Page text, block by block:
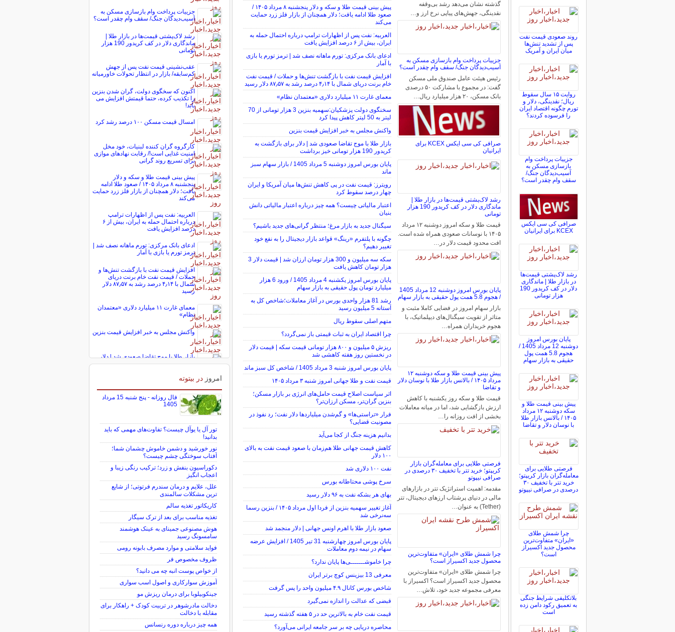
گذشته نشان می‌دهد رشد بی‌وقفه
نقدینگی، جهش‌های پیاپی نرخ ارز و…
جزییات پرداخت وام بازسازی مسکن به
آسیب‌دیدگان جنگ/ سقف وام چقدر است؟
رئیس هیئت عامل صندوق ملی مسکن
گفت: در مجموع با مشارکت ۵۰ درصدی
بانک مسکن، ۲۰ هزار میلیارد ریال…
صرافی کی سی ایکس KCEX برای
ایرانیان
رشد لاک‌پشتی قیمت‌ها در بازار طلا |
ماندگاری دلار در کف کریدور 190 هزار
تومانی
قیمت طلا و سکه امروز دوشنبه ۱۲ مرداد
۱۴۰۵ با نوسانات صعودی همراه شده است.
افت محدود قیمت دلار در…
پایان بورس امروز دوشنبه 12 مرداد 1405
/ هجوم 5.8 همت پول حقیقی به بازار سهام
بازار سهام امروز در فضایی کاملا مثبت و
متاثر از تقویت سیگنال‌های دیپلماتیک، با
هجوم خریداران همراه…
پیش ‌بینی قیمت طلا و سکه دوشنبه ۱۲
مرداد ۱۴۰۵ / بالانس بازار طلا با نوسان دلار
و تقاضا
قیمت طلا و سکه روز یکشنبه با کاهش
ارزش بازگشایی شد، اما در میانه معاملات
بخشی از افت روزانه را…
فرصتی طلایی برای معامله‌گران بازار
کریپتو؛ خرید تتر با تخفیف ۳۰ درصدی در
صرافی نیپوتو
مقدمه: اهمیت استراتژیک تتر در بازارهای
مالی در دنیای پرشتاب ارزهای دیجیتال، تتر
(Tether) به عنوان…
چرا شمش طلای «ایران» متفاوت‌ترین
محصول جدید اکسیراز است؟
چرا شمش طلای «ایران» متفاوت‌ترین
محصول جدید اکسیراز است؟ اکسیراز با
معرفی مجموعه جدید خود، تلاش…
پیش ‌بینی قیمت طلا و سکه و دلار پنجشنبه ۸ مرداد ۱۴۰۵ /
صعود طلا ادامه یافت؛ دلار همچنان از بازار فلز زرد حمایت
می‌کند
العربیه: نفت پس از اظهارات ترامپ درباره احتمال حمله به
ایران، بیش از ۶ درصد افزایش یافت
ادعای بانک مرکزی: تورم ماهانه نصف شد | ترمز تورم یا بازی
با آمار
افزایش قیمت نفت با بازگشت تنش‌ها و حملات / قیمت نفت
خام برنت دریای شمال با ۴٫۱۴ درصد رشد به ۸۷٫۵۷ دلار رسید
معمای غارت ۱۱ میلیارد دلاری «معتمدان نظام»
سخنگوی دولت پزشکیان:سهمیه بنزین 3 هزار تومانی از 70
لیتر به 50 لیتر کاهش پیدا کرد
واکنش مجلس به خبر افزایش قیمت بنزین
بازار طلا با موج تقاضا صعودی شد | دلار برای بازگشت به
کریدور 190 هزار تومانی خیز برداشت
پایان بورس امروز دوشنبه 5 مرداد 1405 / بازار سهام سبز
ماند
رویترز: قیمت نفت در پی کاهش تنش‌ها میان آمریکا و ایران
چهار درصد سقوط کرد
اعتبار مالیاتی چیست؟ همه چیز درباره اعتبار مالیاتی دانش
بنیان
سیگنال جدید به بازار مرغ؛ منتظر گرانی‌های جدید باشیم؟
چگونه با پلتفرم «رینگ» قواعد بازار دیجیتال را به نفع خود
تغییر دهیم؟
سکه سه میلیون و 300 هزار تومان ارزان شد | قیمت دلار 3
هزار تومان کاهش یافت
پایان بورس امروز یکشنبه 4 مرداد 1405 / ورود 6 هزار
میلیارد تومان پول حقیقی به بازار سهام
رشد 81 هزار واحدی بورس در آغاز معاملات؛شاخص کل به
آستانه 5 میلیون رسید
متهم اصلی سقوط ریال
چرا اقتصاد ایران به ثبات قیمتی باز نمی‌گردد؟
ریزش ۵ میلیون و ۸۰۰ هزار تومانی قیمت سکه | قیمت دلار
در نخستین روز هفته کاهشی شد
پایان بورس امروز شنبه 3 مرداد 1405 / شاخص کل سبز ماند
قیمت نفت و طلا جهانی امروز شنبه ۳ مرداد ۱۴۰۵
اثر سیاست اصلاح قیمت حامل‌های انرژی بر بازار مسکن؛
بنزین گران‌تر، مسکن ارزان‌تر؟
فرار «تراستی‌ها» و گم‌شدن میلیاردها دلار نفت؛ رد نفوذ در
مصونیت قضایی؟
بدانیم هزینه جنگ از کجا می‌آید
کاهش قیمت جهانی طلا هم‌زمان با صعود قیمت نفت به بالای
۱۰۰ دلار
نفت ۱۰۰ دلاری شد
سرخ ‌پوشی محتاطانه بورس
بهای هر بشکه نفت به ۹۶ دلار رسید
آغاز تغییر سهمیه بنزین از فردا اول مرداد ۱۴۰۵ / بنزین رسما
سه‌نرخی شد
صعود بازار طلا با اهرم اونس جهانی | دلار منجمد شد
پایان بورس امروز چهارشنبه 31 تیر 1405 / افزایش عرضه
سهام در نیمه دوم معاملات
چرا خاموشـــــــی‌ها پایان ندارد؟
معرفی 13 بیزینس کوچ برتر ایران
شاخص بورس کانال ۴.۹ میلیون واحد را پس گرفت
قبضی که عدالت را اندازه نمی‌گیرد
قیمت نفت خام به بالاترین حد در ۵ هفته گذشته رسید
محاصره دریایی چه بر سر جامعه ایرانی می‌آورد؟
روند صعودی قیمت نفت
پس از تشدید تنش‌ها
میان ایران و آمریک
روایت ۱۵ سال سقوط
ریال؛ نقدینگی، دلار و
تورم چگونه اقتصاد ایران
را فرسوده کردند؟
جزییات پرداخت وام
بازسازی مسکن به
آسیب‌دیدگان جنگ/
سقف وام چقدر است؟
صرافی کی سی ایکس
KCEX برای ایرانیان
رشد لاک‌پشتی قیمت‌ها
در بازار طلا | ماندگاری
دلار در کف کریدور 190
هزار تومانی
پایان بورس امروز
دوشنبه 12 مرداد 1405 /
هجوم 5.8 همت پول
حقیقی به بازار سهام
پیش ‌بینی قیمت طلا و
سکه دوشنبه ۱۲ مرداد
۱۴۰۵ / بالانس بازار طلا
با نوسان دلار و تقاضا
فرصتی طلایی برای
معامله‌گران بازار کریپتو؛
خرید تتر با تخفیف ۳۰
درصدی در صرافی نیپوتو
چرا شمش طلای
«ایران» متفاوت‌ترین
محصول جدید اکسیراز
است؟
بلاتکلیفی‌ شرایط جنگی
به تعمیق رکود دامن زده
است
جزییات پرداخت وام بازسازی مسکن به
آسیب‌دیدگان جنگ/ سقف وام چقدر است؟
رشد لاک‌پشتی قیمت‌ها در بازار طلا |
ماندگاری دلار در کف کریدور 190 هزار
تومانی
عقب‌نشینی قیمت نفت پس از جهش
کم‌سابقه/ بازار در انتظار تحولات خاورمیانه
اکنون که سخگوی دولت، گران شدن بنزین
را تکذیب کرده، حتما قیمتش افزایش می
یابد!
امسال قیمت مسکن ۱۰۰ درصد رشد کرد
کارگروه گران کننده لبنیات، خود مخل
امنیت غذایی است!/ رقابت نهاد‌های موازی
برای تسریع روند گرانی
پیش ‌بینی قیمت طلا و سکه و دلار
پنجشنبه ۸ مرداد ۱۴۰۵ / صعود طلا ادامه
یافت؛ دلار همچنان از بازار فلز زرد حمایت
می‌کند
العربیه: نفت پس از اظهارات ترامپ
درباره احتمال حمله به ایران، بیش از ۶
درصد افزایش یافت
ادعای بانک مرکزی: تورم ماهانه نصف شد |
ترمز تورم یا بازی با آمار
افزایش قیمت نفت با بازگشت تنش‌ها و
حملات / قیمت نفت خام برنت دریای
شمال با ۴٫۱۴ درصد رشد به ۸۷٫۵۷ دلار
رسید
معمای غارت ۱۱ میلیارد دلاری «معتمدان
نظام»
واکنش مجلس به خبر افزایش قیمت بنزین
بازار طلا با موج تقاضا صعودی شد | دلار
برای بازگشت به کریدور 190 هزار تومانی
امروز در بیتوته
فال روزانه - پنج شنبه 15 مرداد
1405
تور آل یا یوآل چیست؟ تفاوت‌های مهمی که باید
بدانید!
نور خورشید و دشمن خاموش چشمان شما؛
آفتاب سوختگی چشم چیست؟
دکوراسیون بنفش و زرد؛ ترکیب رنگی زیبا و
اعجاب انگیز
علل، علایم و درمان سندرم فرتوتی؛ از شایع
ترین مشکلات سالمندی
کاریکاتور تغذیه سالم
تغذیه مناسب برای بعد از ترک سیگار
هوش مصنوعی جمینای به عینک هوشمند
سامسونگ رسید
فواید سلامتی و موارد مصرف بابونه رومی
ظروف مخصوص فر
از خواص پوست انبه چه می دانید؟
آموزش سوارکاری و اصول اسب سواری
جینکوبیلوبا برای درمان ریزش مو
دخالت مادرشوهر در تربیت کودک + راهکار برای
مقابله با دخالت
همه چیز درباره دوره رنسانس